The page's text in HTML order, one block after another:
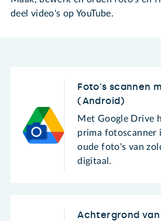
deel video's op YouTube.
Foto's scannen
(Android)
Met Google Drive
prima fotoscanner
oude foto's van
digitaal.
Achtergrond